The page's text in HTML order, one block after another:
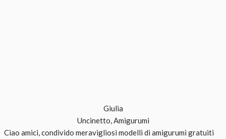
Giulia
Uncinetto, Amigurumi
Ciao amici, condivido meravigliosi modelli di amigurumi gratuiti